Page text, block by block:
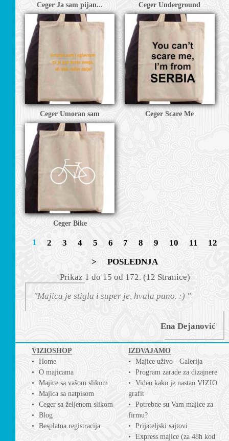
Ceger Ja sam pijan... Ceger Underground
Ceger Umoran sam Ceger Scare Me
Ceger Bike
1 2 3 4 5 6 7 8 9 10 11
12
>
POSLEDNJA
Prikаz 1 do 15 оd 172. (12 Strаnicе)
"Majica je stigla i super je, hvala puno. :) "
Ena Dejanović
VIZIOSHOP
Home
O majicama
Majice sa vašom slikom
Majica sa natpisom
Ceger sa željenom slikom
Blog
Besplatna registracija
IZDVAJAMO
Majice uživo - Galerija
Program zarade za dizajnere
Video kako je nastao VIZIO
grafit
Potrebne su Vam majice za
firmu?
Prijateljski sajtovi
Express majice (za 48h kod